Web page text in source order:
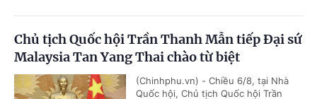
Chủ tịch Quốc hội Trần Thanh Mẫn tiếp Đại sứ
Malaysia Tan Yang Thai chào từ biệt
(Chinhphu.vn) - Chiều 6/8, tại Nhà
Quốc hội, Chủ tịch Quốc hội Trần